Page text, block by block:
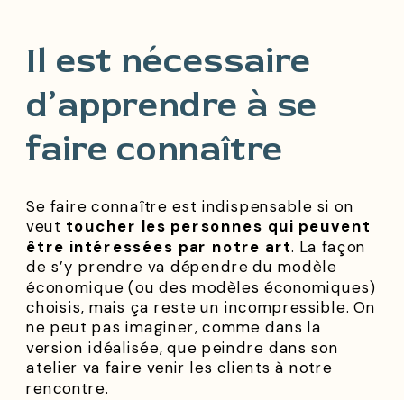
Il est nécessaire
d’apprendre à se
faire connaître
Se faire connaître est indispensable si on
veut toucher les personnes qui peuvent
être intéressées par notre art. La façon
de s’y prendre va dépendre du modèle
économique (ou des modèles économiques)
choisis, mais ça reste un incompressible. On
ne peut pas imaginer, comme dans la
version idéalisée, que peindre dans son
atelier va faire venir les clients à notre
rencontre.